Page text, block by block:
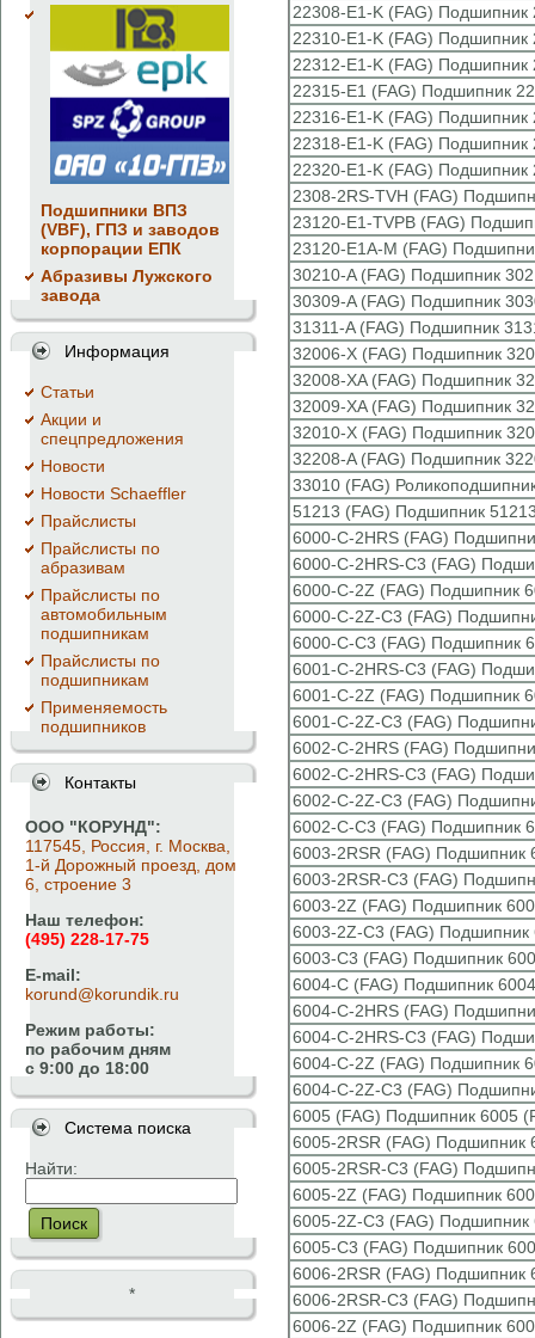
Подшипники ВПЗ
(VBF), ГПЗ и заводов
корпорации ЕПК
Абразивы Лужского
завода
Информация
Cтатьи
Акции и
спецпредложения
Новости
Новости Schaeffler
Прайслисты
Прайслисты по
абразивам
Прайслисты по
автомобильным
подшипникам
Прайслисты по
подшипникам
Применяемость
подшипников
Контакты
ООО "КОРУНД":
117545, Россия, г. Москва,
1-й Дорожный проезд, дом
6, строение 3
Наш телефон:
(495) 228-17-75
E-mail:
korund@korundik.ru
Режим работы:
по рабочим дням
с 9:00 до 18:00
Система поиска
Найти:
Поиск
*
22308-E1-K (FAG) Подшипник
22310-E1-K (FAG) Подшипник
22312-E1-K (FAG) Подшипник
22315-E1 (FAG) Подшипник
22316-E1-K (FAG) Подшипник
22318-E1-K (FAG) Подшипник
22320-E1-K (FAG) Подшипник
2308-2RS-TVH (FAG)
23120-E1-TVPB (FAG)
23120-E1A-M (FAG)
30210-A (FAG) Подшипник
30309-A (FAG) Подшипник
31311-A (FAG) Подшипник
32006-X (FAG) Подшипник
32008-XA (FAG) Подшипник
32009-XA (FAG) Подшипник
32010-X (FAG) Подшипник
32208-A (FAG) Подшипник
33010 (FAG)
51213 (FAG) Подшипник
6000-C-2HRS (FAG)
6000-C-2HRS-C3 (FAG)
6000-C-2Z (FAG) Подшипник
6000-C-2Z-C3 (FAG)
6000-C-C3 (FAG) Подшипник
6001-C-2HRS-C3 (FAG)
6001-C-2Z (FAG) Подшипник
6001-C-2Z-C3 (FAG)
6002-C-2HRS (FAG)
6002-C-2HRS-C3 (FAG)
6002-C-2Z-C3 (FAG)
6002-C-C3 (FAG) Подшипник
6003-2RSR (FAG) Подшипник
6003-2RSR-C3 (FAG)
6003-2Z (FAG) Подшипник
6003-2Z-C3 (FAG) Подшипник
6003-C3 (FAG) Подшипник
6004-C (FAG) Подшипник
6004-C-2HRS (FAG)
6004-C-2HRS-C3 (FAG)
6004-C-2Z (FAG) Подшипник
6004-C-2Z-C3 (FAG)
6005 (FAG) Подшипник 6005
6005-2RSR (FAG) Подшипник
6005-2RSR-C3 (FAG)
6005-2Z (FAG) Подшипник
6005-2Z-C3 (FAG) Подшипник
6005-C3 (FAG) Подшипник
6006-2RSR (FAG) Подшипник
6006-2RSR-C3 (FAG)
6006-2Z (FAG) Подшипник